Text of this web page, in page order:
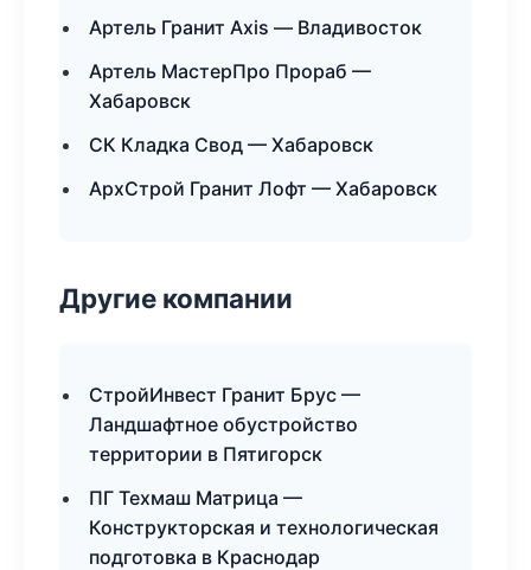
Артель Гранит Axis — Владивосток
Артель МастерПро Прораб —
Хабаровск
СК Кладка Свод — Хабаровск
АрхСтрой Гранит Лофт — Хабаровск
Другие компании
СтройИнвест Гранит Брус —
Ландшафтное обустройство
территории в Пятигорск
ПГ Техмаш Матрица —
Конструкторская и технологическая
подготовка в Краснодар